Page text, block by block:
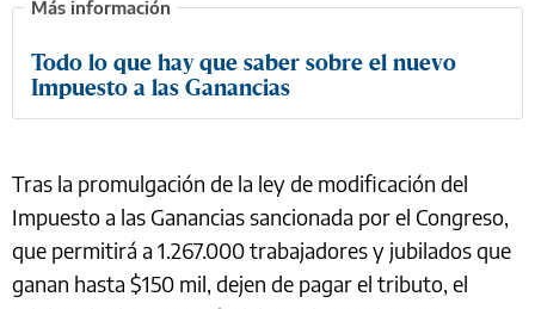
Todo lo que hay que saber sobre el nuevo
Impuesto a las Ganancias
Tras la promulgación de la ley de modificación del
Impuesto a las Ganancias sancionada por el Congreso,
que permitirá a 1.267.000 trabajadores y jubilados que
ganan hasta $150 mil, dejen de pagar el tributo, el